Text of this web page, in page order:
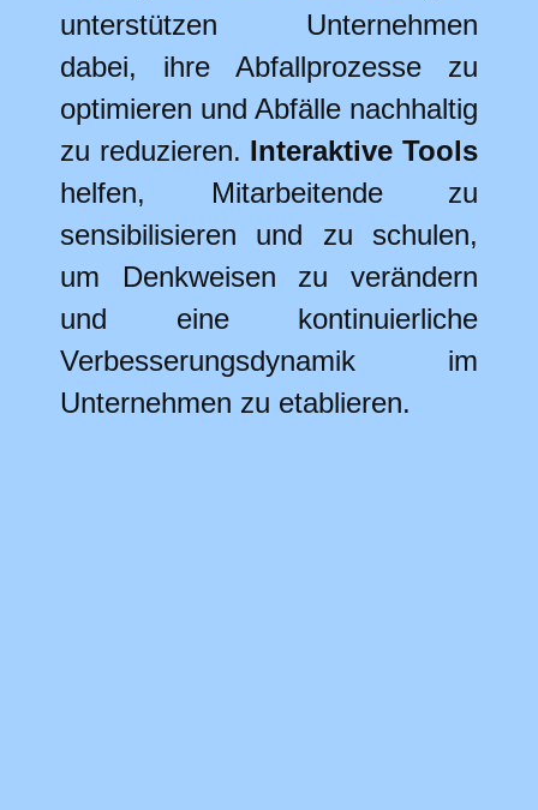
unterstützen Unternehmen
dabei, ihre Abfallprozesse zu
optimieren und Abfälle nachhaltig
zu reduzieren. Interaktive Tools
helfen, Mitarbeitende zu
sensibilisieren und zu schulen,
um Denkweisen zu verändern
und eine kontinuierliche
Verbesserungsdynamik im
Unternehmen zu etablieren.